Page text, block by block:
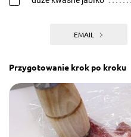
EMAIL
Przygotowanie krok po kroku